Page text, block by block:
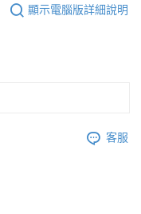
顯示電腦版詳細說明
客服